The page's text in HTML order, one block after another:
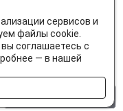
сервисов и
файлы cookie.
соглашаетесь с
— в нашей